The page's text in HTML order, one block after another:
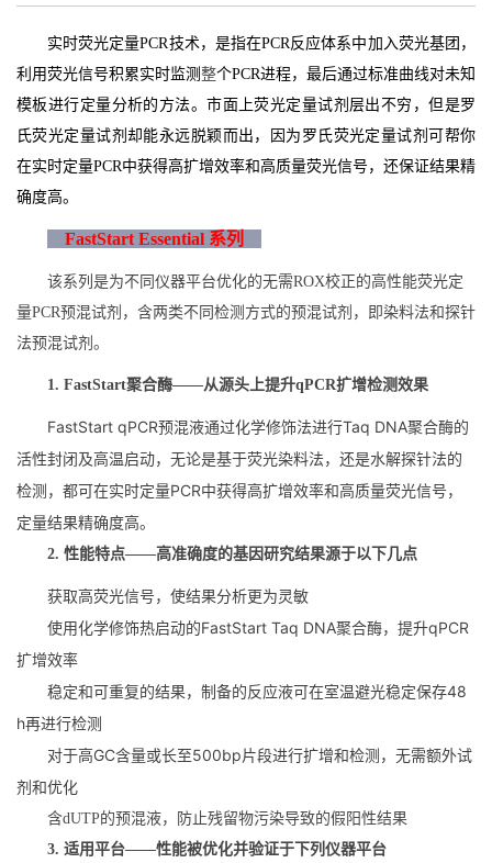
实时荧光定量PCR技术，是指在PCR反应体系中加入荧光基团，
利用荧光信号积累实时监测 整个PCR进程，最后通过标准曲线对未知
模板进行定量分析的方法。市面上荧光定量试剂层出不穷，但是罗
氏荧光定量试剂却能永远脱颖而出，因为罗氏荧光定量试剂可帮你
在实时定量PCR中获得高扩增效率和高质量荧光信号，还保证结果精
确度高。
FastStart Essential 系列
该系列是为不同仪器平台优化的无需ROX校正的高性能荧光定
量PCR预混试剂，含两类不同检测方式的预混试剂，即染料法和探针
法预混试剂。
1. FastStart聚合酶——从源头上提升qPCR扩增检测效果
FastStart qPCR预混液通过化学修饰法进行Taq DNA聚合酶的
活性封闭及高温启动，无论是基于荧光染料法，还是水解探针法的
检测，都可在实时定量PCR中获得高扩增效率和高质量荧光信号，
定量结果精确度高。
2. 性能特点——高准确度的基因研究结果源于以下几点
获取高荧光信号，使结果分析更为灵敏
使用化学修饰热启动的FastStart Taq DNA聚合酶，提升qPCR
扩增效率
稳定和可重复的结果，制备的反应液可在室温避光稳定保存48
h再进行检测
对于高GC含量或长至500bp片段进行扩增和检测，无需额外试
剂和优化
含dUTP的预混液，防止残留物污染导致的假阳性结果
3. 适用平台——性能被优化并验证于下列仪器平台